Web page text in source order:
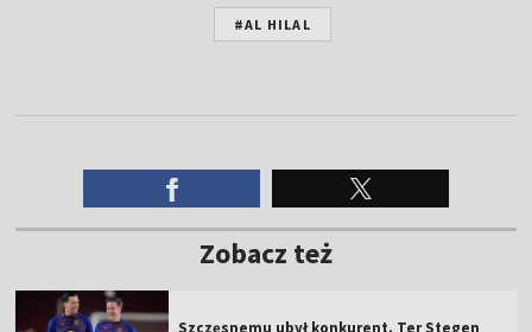
#AL HILAL
Zobacz też
Szczęsnemu ubył konkurent. Ter Stegen